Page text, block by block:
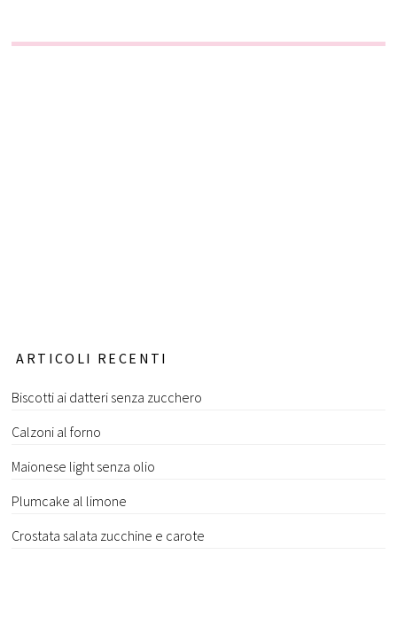
ARTICOLI RECENTI
Biscotti ai datteri senza zucchero
Calzoni al forno
Maionese light senza olio
Plumcake al limone
Crostata salata zucchine e carote